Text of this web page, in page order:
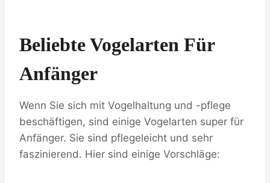
Beliebte Vogelarten Für
Anfänger
Wenn Sie sich mit Vogelhaltung und -pflege
beschäftigen, sind einige Vogelarten super für
Anfänger. Sie sind pflegeleicht und sehr
faszinierend. Hier sind einige Vorschläge: